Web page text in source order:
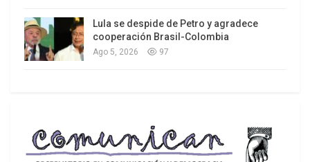
Lula se despide de Petro y agradece
cooperación Brasil-Colombia
Ago 5, 2026 97